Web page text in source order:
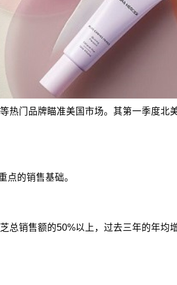
热门品牌瞄准美国市场。其第一季度
点的销售基础。
总销售额的50%以上，过去三年的年